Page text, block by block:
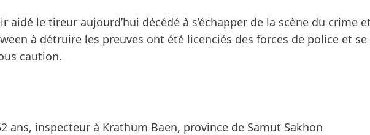
aidé le tireur aujourd’hui décédé à s’échapper de la scène du crime
à détruire les preuves ont été licenciés des forces de police et se
caution.
ans, inspecteur à Krathum Baen, province de Samut Sakhon